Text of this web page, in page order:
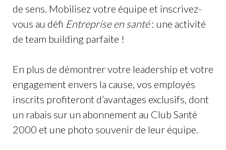
de sens. Mobilisez votre équipe et inscrivez-
vous au défi Entreprise en santé: une activité
de team building parfaite !
En plus de démontrer votre leadership et votre
engagement envers la cause, vos employés
inscrits profiteront d’avantages exclusifs, dont
un rabais sur un abonnement au Club Santé
2000 et une photo souvenir de leur équipe.